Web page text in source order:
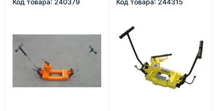
Код товара: 240379 Код товара: 244315